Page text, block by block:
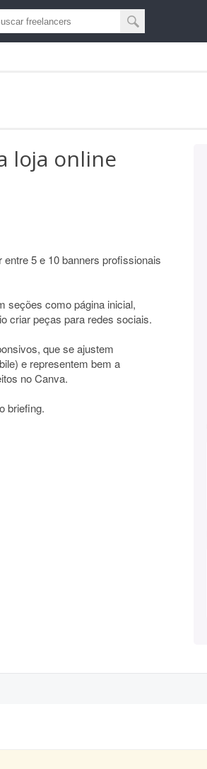
loja online
5 e 10 banners profissionais
seções como página inicial,
criar peças para redes sociais.
que se ajustem
e representem bem a
no Canva.
briefing.